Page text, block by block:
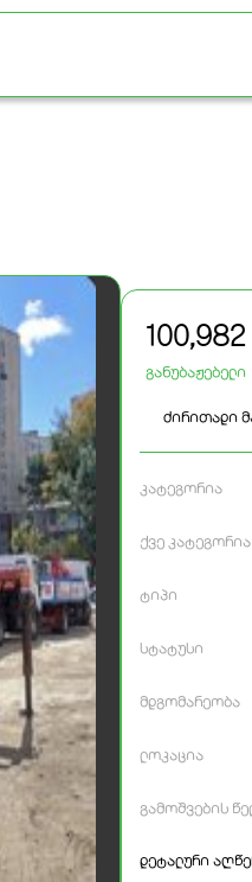
100,982
განუბაჟებელი
ძირითადი
კატეგორია
ქვე კატეგორია
ტიპი
სტატუსი
მდგომარეობა
ლოკაცია
გამოშვების
დეტალური